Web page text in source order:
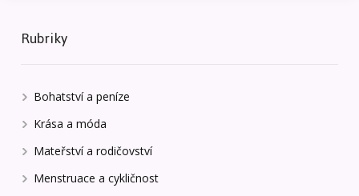
Rubriky
Bohatství a peníze
Krása a móda
Mateřství a rodičovství
Menstruace a cykličnost